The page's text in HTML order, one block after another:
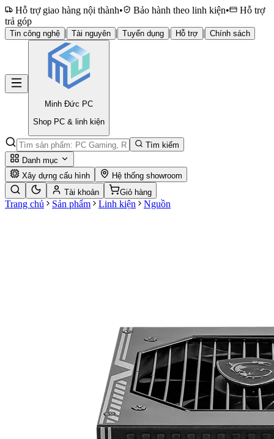
Hỗ trợ giao hàng nội thành• Bảo hành theo linh kiện•
Hỗ trợ
trả góp
Tin công nghệ | Tài nguyên | Tuyển dụng | Hỗ trợ | Chính sách
Minh Đức PC
Shop PC & linh kiện
Tìm kiếm
Danh mục
Xây dựng cấu hình
Hệ thống showroom
Tài khoản
Giỏ hàng
Trang chủ Sản phẩm Linh kiện Nguồn